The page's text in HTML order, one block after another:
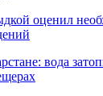
оценил
вода